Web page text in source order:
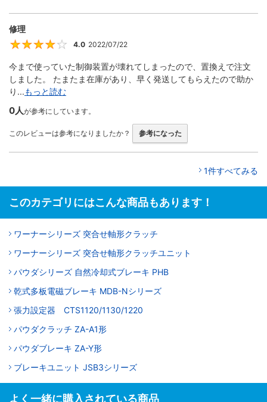
修理
4
4.0 2022/07/22
今まで使っていた制御装置が壊れてしまったので、置換えで注文
しました。 たまたま在庫があり、早く発送してもらえたので助か
り...もっと読む
0人が参考にしています。
このレビューは参考になりましたか？ 参考になった
1件すべてみる
このカテゴリにはこんな商品もあります！
ワーナーシリーズ 突合せ軸形クラッチ
ワーナーシリーズ 突合せ軸形クラッチユニット
パウダシリーズ 自然冷却式ブレーキ PHB
乾式多板電磁ブレーキ MDB-Nシリーズ
張力設定器 CTS1120/1130/1220
パウダクラッチ ZA-A1形
パウダブレーキ ZA-Y形
ブレーキユニット JSB3シリーズ
よく一緒に購入されている商品